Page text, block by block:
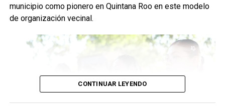
Fuente: 5to Poder Agencia de Noticias
municipio como pionero en Quintana Roo en este modelo
de organización vecinal.
CONTINUAR LEYENDO